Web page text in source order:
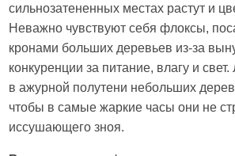
сильнозатененных местах растут и
Неважно чувствуют себя флоксы,
кронами больших деревьев из-за
конкуренции за питание, влагу и
в ажурной полутени небольших
чтобы в самые жаркие часы они не
иссушающего зноя.